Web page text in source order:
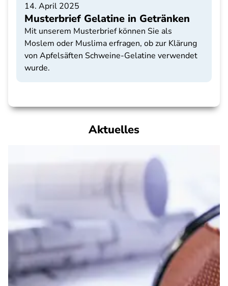
14. April 2025
Musterbrief Gelatine in Getränken
Mit unserem Musterbrief können Sie als
Moslem oder Muslima erfragen, ob zur Klärung
von Apfelsäften Schweine-Gelatine verwendet
wurde.
Aktuelles